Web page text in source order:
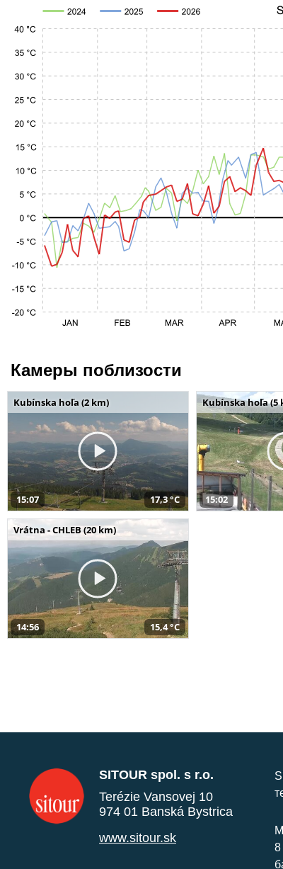
Камеры поблизости
Kubínska hoľa (2 km)
15:07 17,3 °C
Kubínska hoľa (5
15:02
Vrátna - CHLEB (20 km)
14:56 15,4 °C
SITOUR spol. s r.o.
Terézie Vansovej 10
974 01 Banská Bystrica
www.sitour.sk
8